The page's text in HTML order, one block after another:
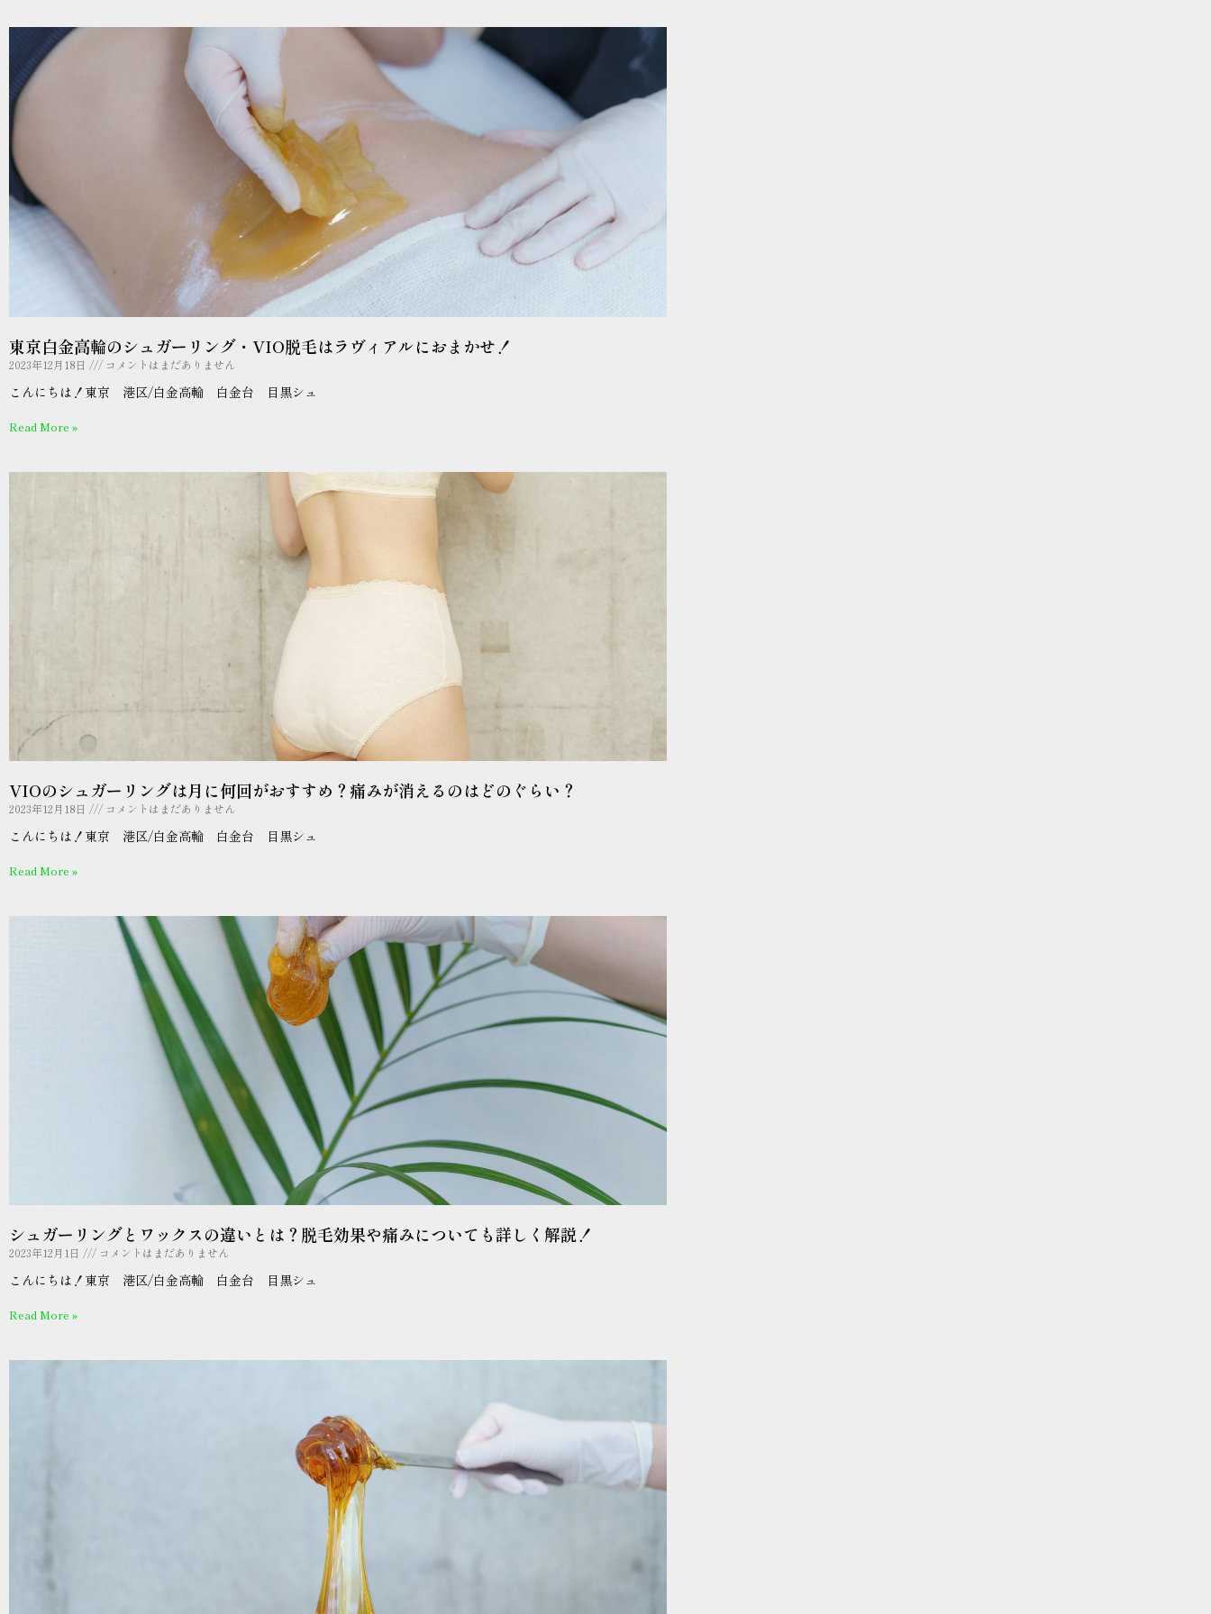
東京白金高輪のシュガーリング・VIO脱毛はラヴィアルにおまかせ！
2023年12月18日 コメントはまだありません
こんにちは！東京 港区/白金高輪 白金台 目黒シュ
Read More »
VIOのシュガーリングは月に何回がおすすめ？痛みが消えるのはどのぐらい？
2023年12月18日 コメントはまだありません
こんにちは！東京 港区/白金高輪 白金台 目黒シュ
Read More »
シュガーリングとワックスの違いとは？脱毛効果や痛みについても詳しく解説！
2023年12月1日 コメントはまだありません
こんにちは！東京 港区/白金高輪 白金台 目黒シュ
Read More »